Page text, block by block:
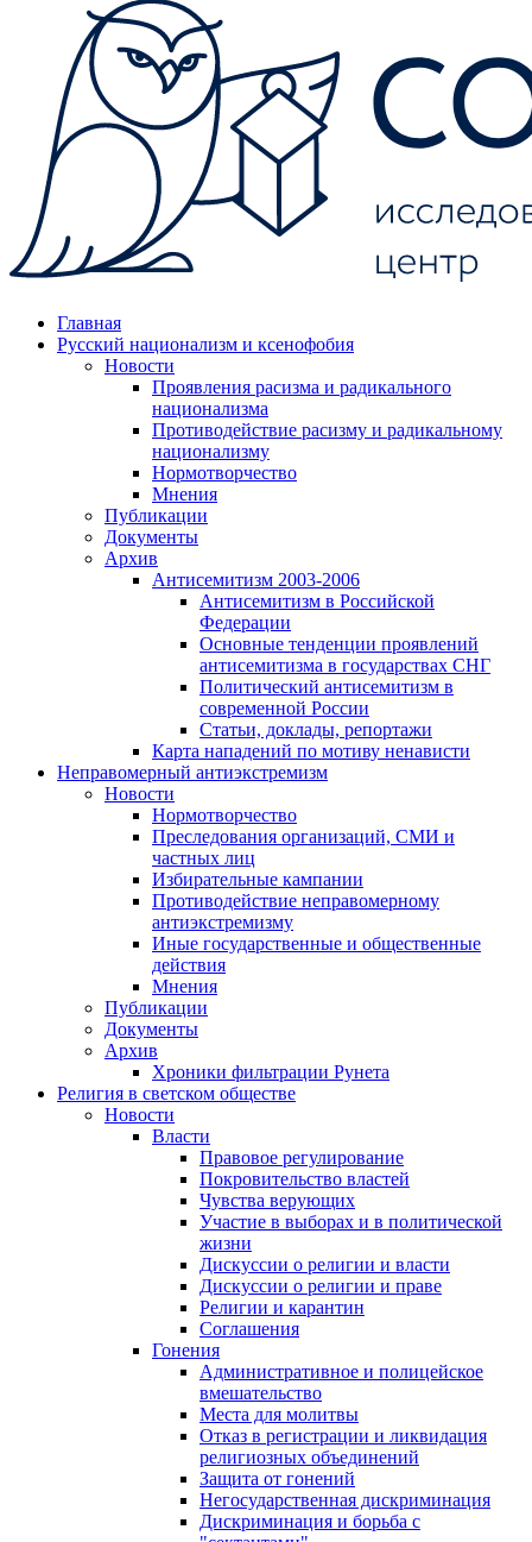
Главная
Русский национализм и ксенофобия
Новости
Проявления расизма и радикального
национализма
Противодействие расизму и радикальному
национализму
Нормотворчество
Мнения
Публикации
Документы
Архив
Антисемитизм 2003-2006
Антисемитизм в Российской
Федерации
Основные тенденции проявлений
антисемитизма в государствах СНГ
Политический антисемитизм в
современной России
Статьи, доклады, репортажи
Карта нападений по мотиву ненависти
Неправомерный антиэкстремизм
Новости
Нормотворчество
Преследования организаций, СМИ и
частных лиц
Избирательные кампании
Противодействие неправомерному
антиэкстремизму
Иные государственные и общественные
действия
Мнения
Публикации
Документы
Архив
Хроники фильтрации Рунета
Религия в светском обществе
Новости
Власти
Правовое регулирование
Покровительство властей
Чувства верующих
Участие в выборах и в политической
жизни
Дискуссии о религии и власти
Дискуссии о религии и праве
Религии и карантин
Соглашения
Гонения
Административное и полицейское
вмешательство
Места для молитвы
Отказ в регистрации и ликвидация
религиозных объединений
Защита от гонений
Негосударственная дискриминация
Дискриминация и борьба с